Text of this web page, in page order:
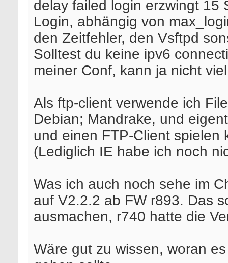
delay failed login erzwingt 15
Login, abhängig von
den Zeitfehler, den Vsftpd
Solltest du keine ipv6
meiner Conf, kann ja nicht
Als ftp-client verwende ich
Debian; Mandrake, und
und einen FTP-Client spielen
(Lediglich IE habe ich noch
Was ich auch noch sehe im
auf V2.2.2 ab FW r893. Das
ausmachen, r740 hatte die
Wäre gut zu wissen, woran